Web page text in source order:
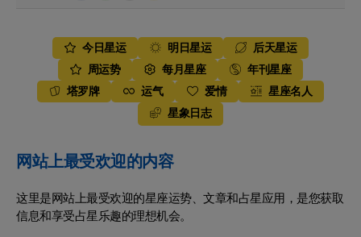
今日星运 明日星运
后天星运
周运势
每月星座
年刊星座
塔罗牌
运气 爱情
星座名人
星象日志
网站上最受欢迎的内容
这里是网站上最受欢迎的星座运势、文章和占星应用，是您获取
信息和享受占星乐趣的理想机会。